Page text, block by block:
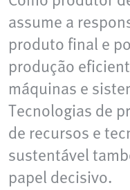
assume a
produto final e
produção
máquinas e
Tecnologias de
de recursos e
sustentável
papel decisivo.